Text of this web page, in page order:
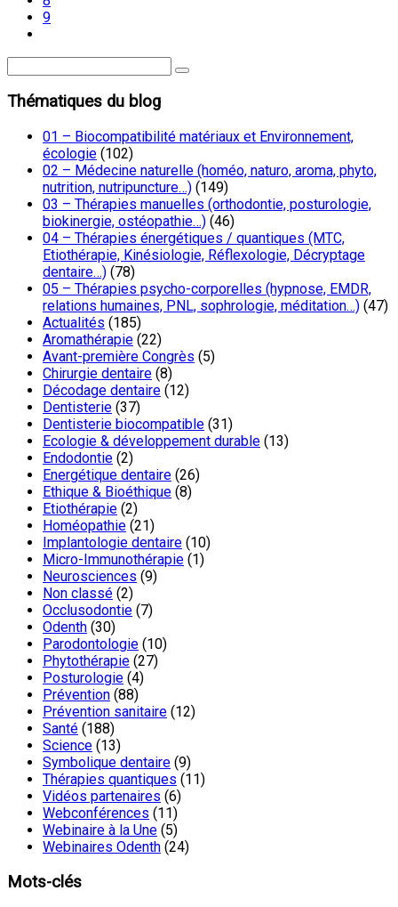
9
Thématiques du blog
01 – Biocompatibilité matériaux et Environnement,
écologie (102)
02 – Médecine naturelle (homéo, naturo, aroma, phyto,
nutrition, nutripuncture…) (149)
03 – Thérapies manuelles (orthodontie, posturologie,
biokinergie, ostéopathie…) (46)
04 – Thérapies énergétiques / quantiques (MTC,
Etiothérapie, Kinésiologie, Réflexologie, Décryptage
dentaire…) (78)
05 – Thérapies psycho-corporelles (hypnose, EMDR,
relations humaines, PNL, sophrologie, méditation…) (47)
Actualités (185)
Aromathérapie (22)
Avant-première Congrès (5)
Chirurgie dentaire (8)
Décodage dentaire (12)
Dentisterie (37)
Dentisterie biocompatible (31)
Ecologie & développement durable (13)
Endodontie (2)
Energétique dentaire (26)
Ethique & Bioéthique (8)
Etiothérapie (2)
Homéopathie (21)
Implantologie dentaire (10)
Micro-Immunothérapie (1)
Neurosciences (9)
Non classé (2)
Occlusodontie (7)
Odenth (30)
Parodontologie (10)
Phytothérapie (27)
Posturologie (4)
Prévention (88)
Prévention sanitaire (12)
Santé (188)
Science (13)
Symbolique dentaire (9)
Thérapies quantiques (11)
Vidéos partenaires (6)
Webconférences (11)
Webinaire à la Une (5)
Webinaires Odenth (24)
Mots-clés